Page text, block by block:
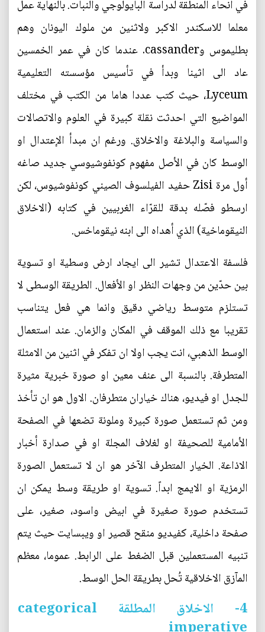
في انحاء المنطقة لدراسة البايولوجي والنبات. بالنهاية عمل
معلما للاسكندر الاكبر ولاثنين من ملوك اليونان وهم
بطليموس وcassander. عندما كان في عمر الخمسين
عاد الى اثينا وبدأ في تأسيس مؤسسته التعليمية
Lyceum، حيث كتب عددا هاما من الكتب في مختلف
المواضيع التي احدثت نقلة كبيرة في العلوم والاتصالات
والسياسة والبلاغة والاخلاق. ورغم ان مبدأ الإعتدال او
الوسط كان في الأصل مفهوم كونفوشيوسي جديد صاغه
أول مرة Zisi حفيد الفيلسوف الصيني كونفوشيوس، لكن
ارسطو فصّله بدقة للقرّاء الغربيين في كتابه (الاخلاق
النيقوماخية) الذي أهداه الى ابنه نيقوماخس.
فلسفة الاعتدال تشير الى ايجاد ارض وسطية او تسوية
بين حدّين من وجهات النظر او الأفعال. الطريقة الوسطى لا
تستلزم متوسط رياضي دقيق وانما هي فعل يتناسب
تقريبا مع ذلك الموقف في المكان والزمان. عند استعمال
الوسط الذهبي، انت يجب اولا ان تفكر في اثنين من الامثلة
المتطرفة. بالنسبة الى عنف معين او صورة خبرية مثيرة
للجدل او فيديو، هناك خياران متطرفان. الاول هو ان تأخذ
ومن ثم تستعمل صورة كبيرة وملونة تضعها في الصفحة
الأمامية للصحيفة او لغلاف المجلة او في صدارة أخبار
الاذاعة. الخيار المتطرف الآخر هو ان لا تستعمل الصورة
الرمزية او الايمج ابداً. تسوية او طريقة وسط يمكن ان
تستخدم صورة صغيرة في ابيض واسود، صغير، على
صفحة داخلية، كفيديو منقح قصير او ويبسايت حيث يتم
تنبيه المستعملين قبل الضغط على الرابط. عموما، معظم
المآزق الاخلاقية تُحل بطريقة الحل الوسط.
4- الاخلاق المطلقة categorical